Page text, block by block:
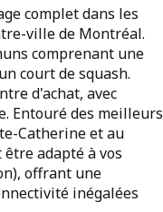
complet dans les
ville de Montréal.
comprenant une
court de squash.
d'achat, avec
Entouré des meilleurs
Catherine et au
adapté à vos
offrant une
inégalées